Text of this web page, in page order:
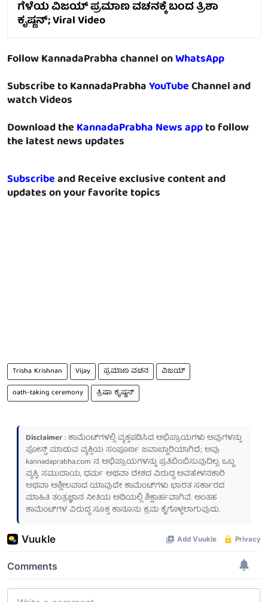
ಗೆಳೆಯ ವಿಜಯ್ ಪ್ರಮಾಣ ವಚನಕ್ಕೆ ಬಂದ ತ್ರಿಶಾ
ಕೃಷ್ಣನ್; Viral Video
Follow KannadaPrabha channel onWhatsApp
Subscribe to KannadaPrabhaYouTubeChannel and
watch Videos
Download theKannadaPrabha News appto follow
the latest news updates
Subscribeand Receive exclusive content and
updates on your favorite topics
Trisha Krishnan Vijay ಪ್ರಮಾಣ ವಚನ
ವಿಜಯ್
oath-taking ceremony
ತ್ರಿಷಾ ಕೃಷ್ಣನ್
Disclaimer: ಕಾಮೆಂಟ್‌ಗಳಲ್ಲಿ ವ್ಯಕ್ತಪಡಿಸಿದ ಅಭಿಪ್ರಾಯಗಳು ಅವುಗಳನ್ನು
ಪೋಸ್ಟ್ ಮಾಡುವ ವ್ಯಕ್ತಿಯ ಸಂಪೂರ್ಣ ಜವಾಬ್ದಾರಿಯಾಗಿದೆ; ಅವು
kannadaprabha.com ನ ಅಭಿಪ್ರಾಯಗಳನ್ನು ಪ್ರತಿಬಿಂಬಿಸುವುದಿಲ್ಲ. ಒಬ್ಬ
ವ್ಯಕ್ತಿ, ಸಮುದಾಯ, ಧರ್ಮ ಅಥವಾ ದೇಶದ ವಿರುದ್ಧ ಅವಹೇಳನಕಾರಿ
ಅಥವಾ ಅಶ್ಲೀಲವಾದ ಯಾವುದೇ ಕಾಮೆಂಟ್‌ಗಳು ಭಾರತ ಸರ್ಕಾರದ
ಮಾಹಿತಿ ತಂತ್ರಜ್ಞಾನ ನೀತಿಯ ಅಡಿಯಲ್ಲಿ ಶಿಕ್ಷಾರ್ಹವಾಗಿವೆ. ಅಂತಹ
ಕಾಮೆಂಟ್‌ಗಳ ವಿರುದ್ಧ ಸೂಕ್ತ ಕಾನೂನು ಕ್ರಮ ಕೈಗೊಳ್ಳಲಾಗುವುದು.